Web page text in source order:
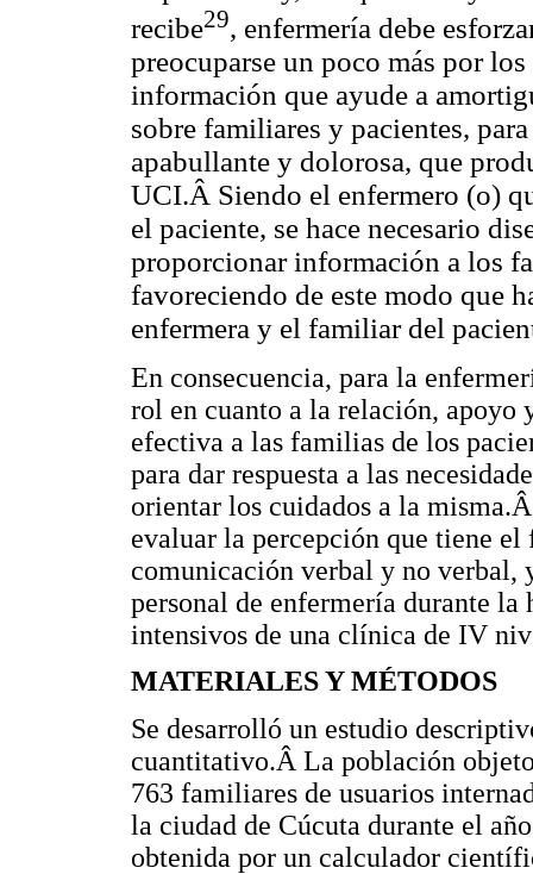
recibe29, enfermería debe
preocuparse un poco más por
información que ayude a
sobre familiares y pacientes,
apabullante y dolorosa, que
UCI.Â Siendo el enfermero (o)
el paciente, se hace necesario
proporcionar información a los
favoreciendo de este modo que
enfermera y el familiar del
En consecuencia, para la
rol en cuanto a la relación, apoyo
efectiva a las familias de los
para dar respuesta a las
orientar los cuidados a la
evaluar la percepción que tiene
comunicación verbal y no verbal,
personal de enfermería durante
intensivos de una clínica de IV
MATERIALES Y MÉTODOS
Se desarrolló un estudio
cuantitativo.Â La población
763 familiares de usuarios
la ciudad de Cúcuta durante el
obtenida por un calculador